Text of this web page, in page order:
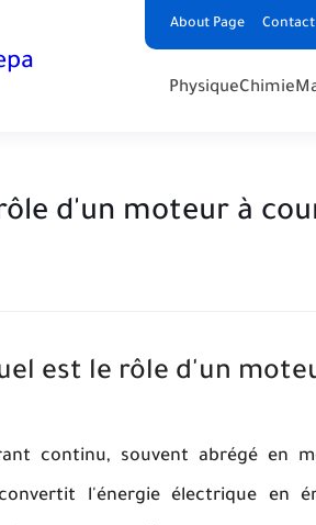
About Page Contact
PhysiqueChimie
d'un moteur à
est le rôle d'un
continu, souvent abrégé en
l'énergie électrique en